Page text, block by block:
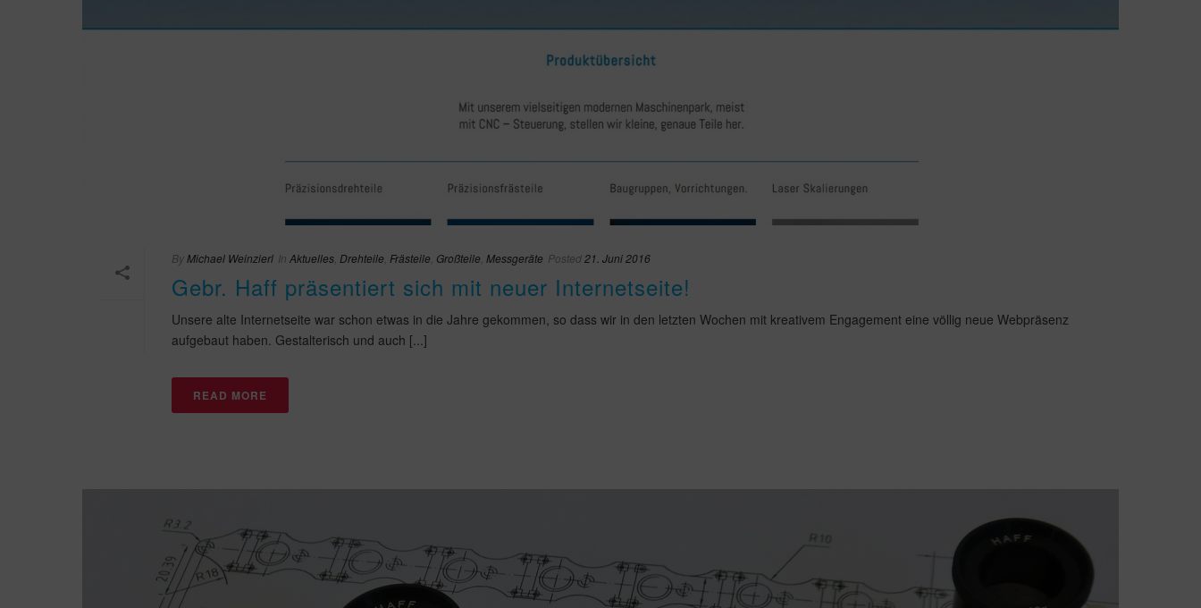
ByMichael Weinzierl In Aktuelles Drehteile Frästeile Großteile Messgeräte Posted21. Juni 2016
Gebr. Haff präsentiert sich mit neuer Internetseite!
Unsere alte Internetseite war schon etwas in die Jahre gekommen, so dass wir in den letzten Wochen mit kreativem Engagement eine völlig neue Webpräsenz
aufgebaut haben. Gestalterisch und auch [...]
READ MORE